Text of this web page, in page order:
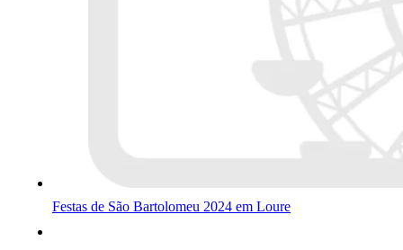
Festas de São Bartolomeu 2024 em Loure